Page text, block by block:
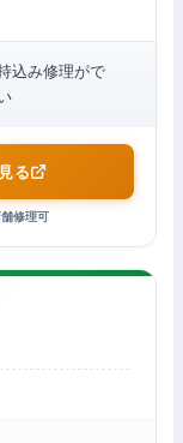
込み修理がで
る
修理可